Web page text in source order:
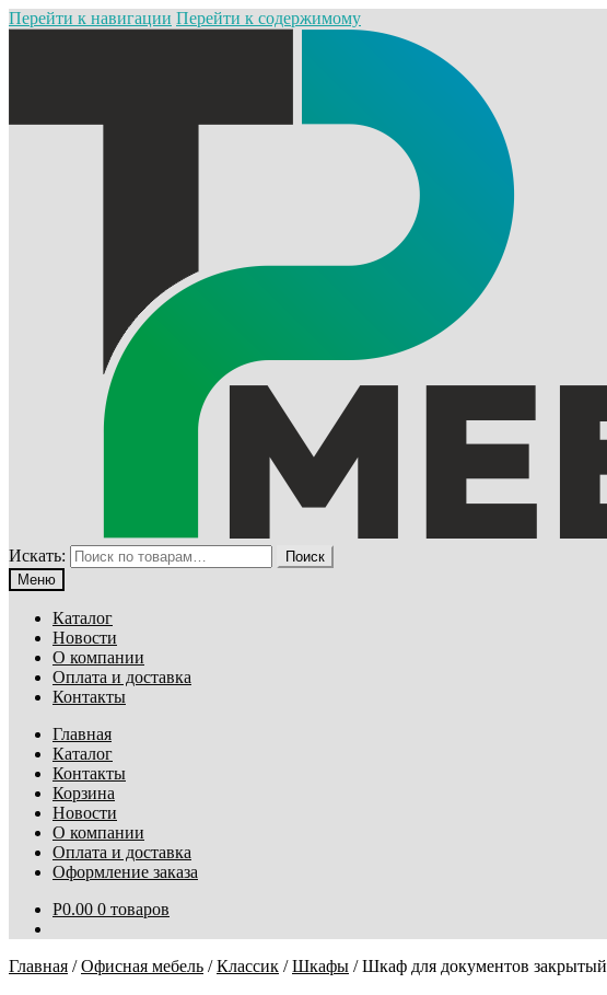
Перейти к навигации Перейти к содержимому
Искать:
Поиск
Меню
Каталог
Новости
О компании
Оплата и доставка
Контакты
Главная
Каталог
Контакты
Корзина
Новости
О компании
Оплата и доставка
Оформление заказа
Р0.00 0 товаров
Главная /Офисная мебель /Классик /Шкафы /Шкаф для документов закрытый